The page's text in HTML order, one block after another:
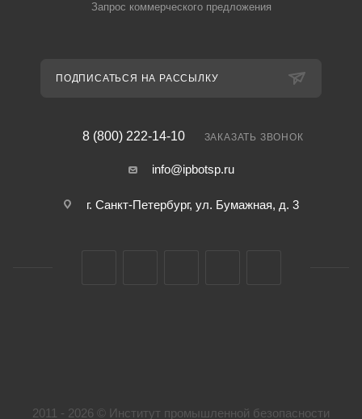
Запрос коммерческого предложения
ПОДПИСАТЬСЯ НА РАССЫЛКУ
8 (800) 222-14-10 ЗАКАЗАТЬ ЗВОНОК
info@ipbotsp.ru
г. Санкт-Петербург, ул. Бумажная, д. 3
2011 - 2026 © Институт промышленной безопасности